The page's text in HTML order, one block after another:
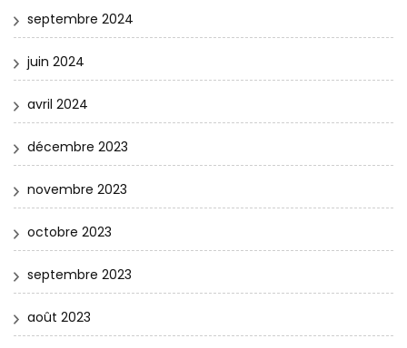
septembre 2024
juin 2024
avril 2024
décembre 2023
novembre 2023
octobre 2023
septembre 2023
août 2023